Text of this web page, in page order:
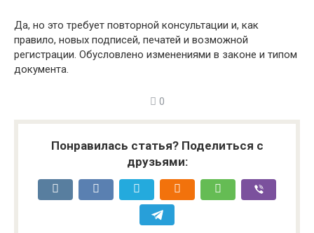
Да, но это требует повторной консультации и, как
правило, новых подписей, печатей и возможной
регистрации. Обусловлено изменениями в законе и типом
документа.
0
Понравилась статья? Поделиться с
друзьями: